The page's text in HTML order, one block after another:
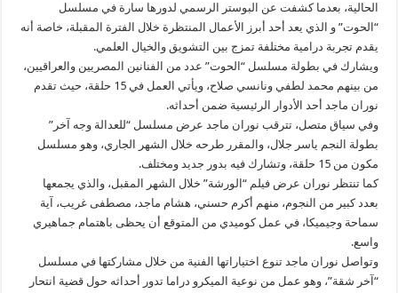
الحالية، بعدما كشفت عن البوستر الرسمي لدورها سارة في مسلسل
“الحوت” و الذي يعد أحد أبرز الأعمال المنتظرة خلال الفترة المقبلة، خاصة أنه
يقدم تجربة درامية مختلفة تمزج بين التشويق والخيال العلمي.
ويشارك في بطولة مسلسل “الحوت” عدد من الفنانين المصريين والعراقيين،
من بينهم محمد لطفي ونانسي صلاح، ويأتي العمل في 15 حلقة، حيث تقدم
نوران ماجد أحد الأدوار الرئيسية ضمن أحداثه.
وفي سياق متصل، تترقب نوران ماجد عرض مسلسل “للعدالة وجه آخر”
بطولة النجم ياسر جلال، والمقرر طرحه خلال الشهر الجاري، وهو مسلسل
مكون من 15 حلقة، وتشارك فيه بدور جديد ومختلف.
كما تنتظر نوران عرض فيلم “الورشة” خلال الشهر المقبل، والذي يجمعها
بعدد كبير من النجوم، منهم أكرم حسني، هشام ماجد، مصطفى غريب، آية
سماحة وجيميكا، في عمل كوميدي من المتوقع أن يحظى باهتمام جماهيري
واسع.
وتواصل نوران ماجد تنوع اختياراتها الفنية من خلال مشاركتها في مسلسل
“آخر شقة”، وهو عمل من نوعية الميكرو دراما تدور أحداثه حول قضية انتحار